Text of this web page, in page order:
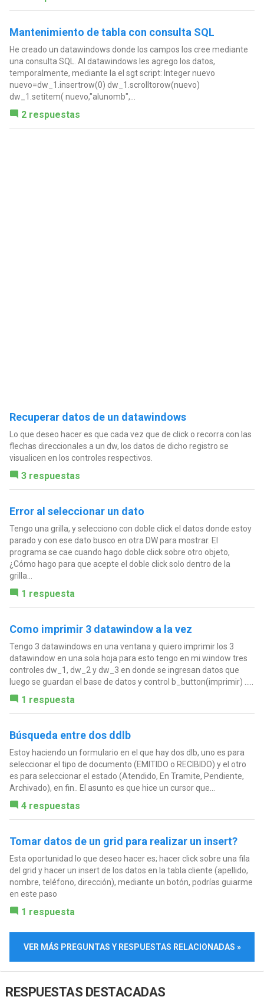
Mantenimiento de tabla con consulta SQL
He creado un datawindows donde los campos los cree mediante
una consulta SQL. Al datawindows les agrego los datos,
temporalmente, mediante la el sgt script: Integer nuevo
nuevo=dw_1.insertrow(0) dw_1.scrolltorow(nuevo)
dw_1.setitem( nuevo,"alunomb",...
2 respuestas
Recuperar datos de un datawindows
Lo que deseo hacer es que cada vez que de click o recorra con las
flechas direccionales a un dw, los datos de dicho registro se
visualicen en los controles respectivos.
3 respuestas
Error al seleccionar un dato
Tengo una grilla, y selecciono con doble click el datos donde estoy
parado y con ese dato busco en otra DW para mostrar. El
programa se cae cuando hago doble click sobre otro objeto,
¿Cómo hago para que acepte el doble click solo dentro de la
grilla...
1 respuesta
Como imprimir 3 datawindow a la vez
Tengo 3 datawindows en una ventana y quiero imprimir los 3
datawindow en una sola hoja para esto tengo en mi window tres
controles dw_1, dw_2 y dw_3 en donde se ingresan datos que
luego se guardan el base de datos y control b_button(imprimir) .....
1 respuesta
Búsqueda entre dos ddlb
Estoy haciendo un formulario en el que hay dos dlb, uno es para
seleccionar el tipo de documento (EMITIDO o RECIBIDO) y el otro
es para seleccionar el estado (Atendido, En Tramite, Pendiente,
Archivado), en fin.. El asunto es que hice un cursor que...
4 respuestas
Tomar datos de un grid para realizar un insert?
Esta oportunidad lo que deseo hacer es; hacer click sobre una fila
del grid y hacer un insert de los datos en la tabla cliente (apellido,
nombre, teléfono, dirección), mediante un botón, podrías guiarme
en este paso
1 respuesta
VER MÁS PREGUNTAS Y RESPUESTAS RELACIONADAS »
RESPUESTAS DESTACADAS